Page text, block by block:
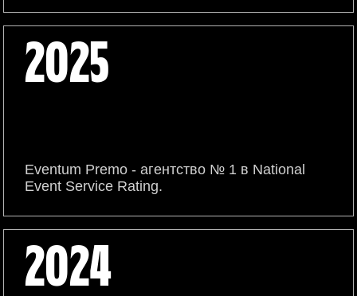
2025
Eventum Premo - агентство № 1 в National
Event Service Rating.
2024